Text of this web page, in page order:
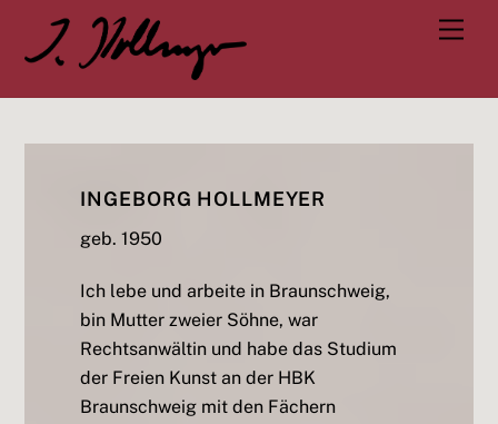
content
INGEBORG HOLLMEYER
geb. 1950
Ich lebe und arbeite in Braunschweig,
bin Mutter zweier Söhne, war
Rechtsanwältin und habe das Studium
der Freien Kunst an der HBK
Braunschweig mit den Fächern